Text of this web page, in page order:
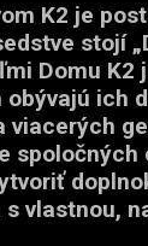
K2 je
stojí
Domu
ich
viacerých
vlastnou,